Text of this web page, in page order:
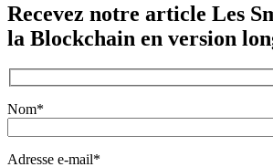
Recevez notre article Les
la Blockchain en version
Nom*
Adresse e-mail*